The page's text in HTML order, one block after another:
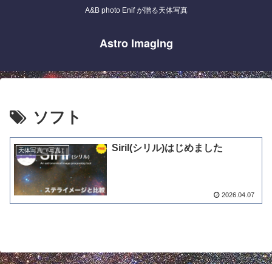
A&B photo Enif が贈る天体写真
Astro Imaging
ソフト
天体写真（写真） Siril(シリル)はじめました
2026.04.07